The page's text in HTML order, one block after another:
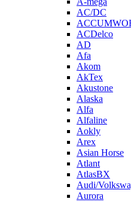
AC/DC
ACDelco
AD
Afa
Akom
AkTex
Akustone
Alaska
Alfa
Alfaline
Aokly
Arex
Asian Horse
Atlant
AtlasBX
Audi/
Aurora